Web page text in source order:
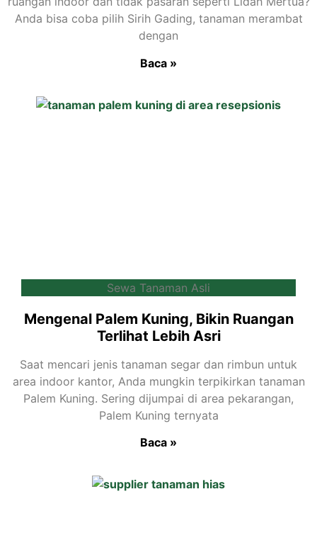
Anda bisa coba pilih Sirih Gading, tanaman merambat
dengan
Baca »
Sewa Tanaman Asli
Mengenal Palem Kuning, Bikin Ruangan
Terlihat Lebih Asri
Saat mencari jenis tanaman segar dan rimbun untuk
area indoor kantor, Anda mungkin terpikirkan tanaman
Palem Kuning. Sering dijumpai di area pekarangan,
Palem Kuning ternyata
Baca »